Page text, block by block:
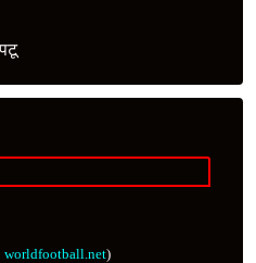
worldfootball.net)